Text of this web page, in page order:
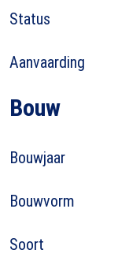
Status
Aanvaarding
Bouw
Bouwjaar
Bouwvorm
Soort